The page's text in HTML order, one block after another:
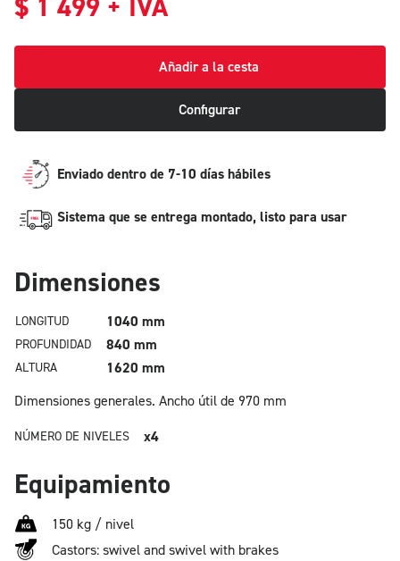
$ 1 499 + IVA
Añadir a la cesta
Configurar
Enviado dentro de 7-10 días hábiles
Sistema que se entrega montado, listo para usar
Dimensiones
LONGITUD 1040 mm
PROFUNDIDAD 840 mm
ALTURA
1620 mm
Dimensiones generales. Ancho útil de 970 mm
NÚMERO DE NIVELES x4
Equipamiento
150 kg / nivel
Castors: swivel and swivel with brakes